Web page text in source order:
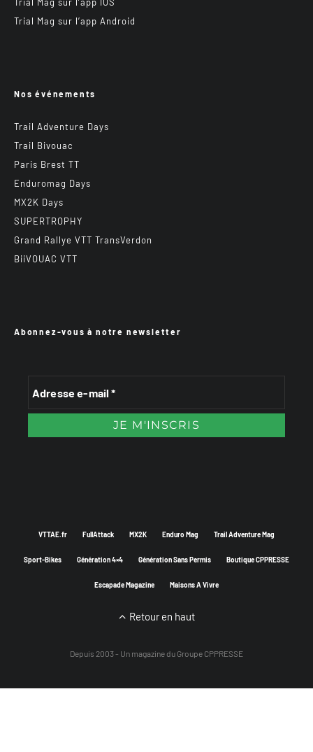
Trial Mag sur l’app Android
Nos événements
Trail Adventure Days
Trail Bivouac
Paris Brest TT
Enduromag Days
MX2K Days
SUPERTROPHY
Grand Rallye VTT TransVerdon
BiiVOUAC VTT
Abonnez-vous à notre newsletter
VTTAE.fr FullAttack MX2K Enduro Mag Trail Adventure Mag
Sport-Bikes Génération 4×4 Génération Sans Permis Boutique CPPRESSE
Escapade Magazine Maisons A Vivre
Retour en haut
Depuis 2003 - Un magazine du Groupe CPPRESSE